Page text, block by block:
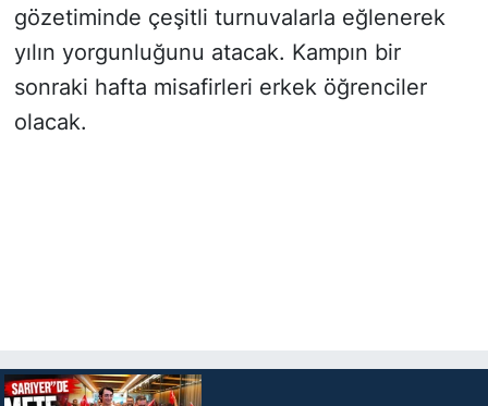
gözetiminde çeşitli turnuvalarla eğlenerek
yılın yorgunluğunu atacak. Kampın bir
sonraki hafta misafirleri erkek öğrenciler
olacak.